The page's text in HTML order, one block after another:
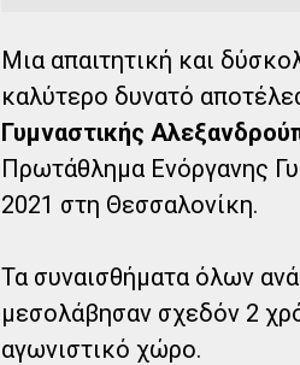
Μια απαιτητική και
καλύτερο δυνατό
Γυμναστικής
Πρωτάθλημα Ενόργανης
2021 στη Θεσσαλονίκη.
Τα συναισθήματα όλων
μεσολάβησαν σχεδόν 2
αγωνιστικό χώρο.